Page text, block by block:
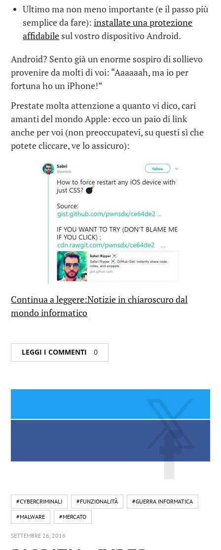
Ultimo ma non meno importante (e il passo più
semplice da fare):installate una protezione
affidabile sul vostro dispositivo Android.
Android? Sento già un enorme sospiro di sollievo
provenire da molti di voi: “Aaaaaah, ma io per
fortuna ho un iPhone!”
Prestate molta attenzione a quanto vi dico, cari
amanti del mondo Apple: ecco un paio di link
anche per voi (non preoccupatevi, su questi sì che
potete cliccare, ve lo assicuro):
Continua a leggere:Notizie in chiaroscuro dal
mondo informatico
LEGGI I COMMENTI 0
#CYBERCRIMINALI #FUNZIONALITÀ #GUERRA INFORMATICA
#MALWARE #MERCATO
SETTEMBRE 26, 2016